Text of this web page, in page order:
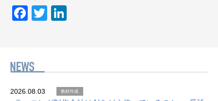
F
e
b
o
T
dI
n
2026.08.03 教材作成